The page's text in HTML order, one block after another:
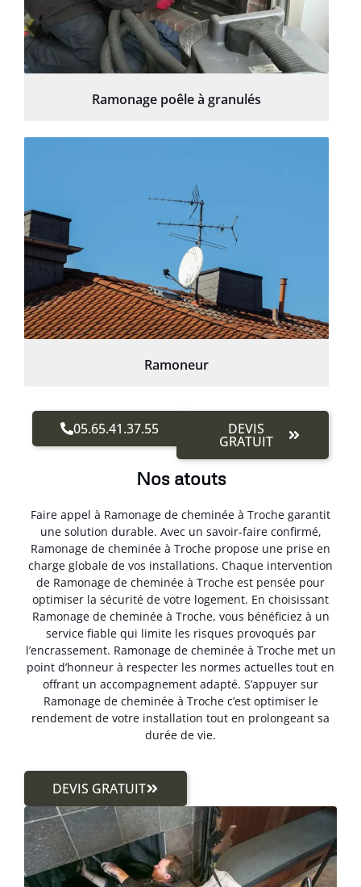
Ramonage poêle à granulés
Ramoneur
05.65.41.37.55 DEVIS
GRATUIT
Nos atouts
Faire appel à Ramonage de cheminée à Troche garantit
une solution durable. Avec un savoir-faire confirmé,
Ramonage de cheminée à Troche propose une prise en
charge globale de vos installations. Chaque intervention
de Ramonage de cheminée à Troche est pensée pour
optimiser la sécurité de votre logement. En choisissant
Ramonage de cheminée à Troche, vous bénéficiez à un
service fiable qui limite les risques provoqués par
l’encrassement. Ramonage de cheminée à Troche met un
point d’honneur à respecter les normes actuelles tout en
offrant un accompagnement adapté. S’appuyer sur
Ramonage de cheminée à Troche c’est optimiser le
rendement de votre installation tout en prolongeant sa
durée de vie.
DEVIS GRATUIT